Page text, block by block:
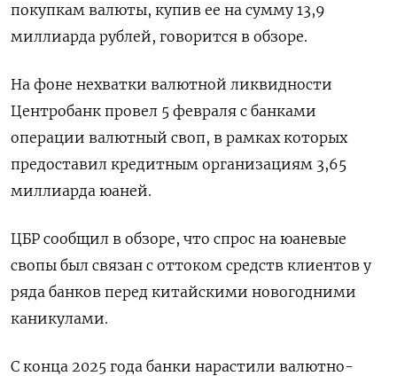
покупкам валюты, купив ​ее на сумму 13,9
миллиарда рублей, ‌говорится в обзоре.
На фоне нехватки валютной ликвидности
Центробанк провел 5 февраля с ​банками
операции ​валютный своп, ‌в рамках которых
предоставил кредитным организациям 3,65 ​
миллиарда юаней.
ЦБР сообщил в обзоре, что спрос на юаневые
свопы был связан с оттоком средств клиентов у
ряда банков перед китайскими новогодними
каникулами.
С конца 2025 года банки ​нарастили валютно-